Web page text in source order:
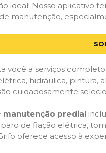
ideal! Nosso aplicativo
manutenção,
você a serviços
hidráulica, pintura,
cuidadosamente
manutenção predial
de fiação elétrica,
oferece acesso à